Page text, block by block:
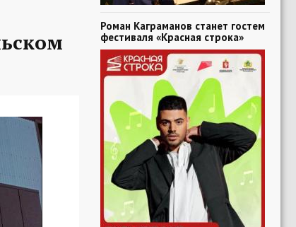
Роман Каграманов станет гостем
фестиваля «Красная строка»